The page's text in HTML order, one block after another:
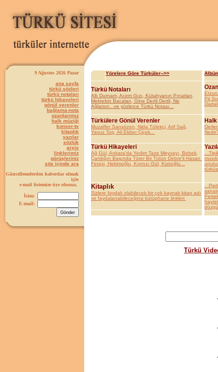
9 Ağustos 2026 Pazar
ana sayfa
türkü sözleri
türkü notaları
türkü hikayeleri
gönül verenler
bağlama-nota
ozanlarımız
halk müziği
konser-tv
kitaplık
yazılar
sözlük
arşiv
linklerimiz
görüşleriniz
site içinde ara
Güncellemelerden haberdar olmak
için
e-mail listemize üye olunuz.
İsim:
E-mail:
Yörelere Göre Türküler-->>
Türkü Notaları
Allı Durnam, Acem Gızı, Kütahyanın Pınarları,
Mektebin Bacaları, Gine Dertli Dertli, Ne
Ağlarsın...ve yüzlerce Türkü Notası...
Pir
Türkülere Gönül Verenler
Muzaffer Sarısözen, Nida Tüfekçi, Arif Sağ,
Yavuz Top, Ali Ekber Çiçek...
Türkü Hikayeleri
Ağ Gül, Ankara'da Yedim Taze Meyvayı, Bebek,
Çamlığın Başında Tüter Bir Tütün Debre'li Hasan
Ferayi, Hekimoğlu, Kırmızı Gül, Kiziroğlu...
Kitaplık
Sizlere faydalı olabilecek bir çok kaynak kitap adı
ve faydalanabileceğiniz kütüphane linkleri
Türkü